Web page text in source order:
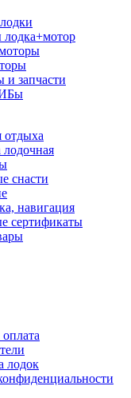
и запчасти
отдыха
снасти
навигация
сертификаты
лодок